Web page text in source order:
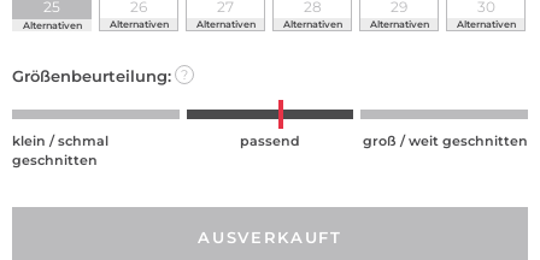
25
Alternativen
26
Alternativen
27
Alternativen
28
Alternativen
29
Alternativen
30
Alternativen
Größenbeurteilung: ?
klein / schmal
geschnitten
passend groß / weit geschnitten
AUSVERKAUFT